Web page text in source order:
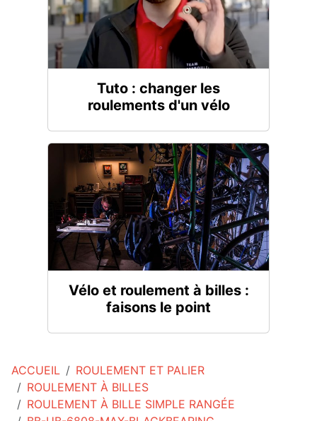
ACCUEIL
ROULEMENT ET PALIER
ROULEMENT À BILLES
ROULEMENT À BILLE SIMPLE RANGÉE
Tuto : changer les
roulements d'un vélo
Vélo et roulement à billes :
faisons le point